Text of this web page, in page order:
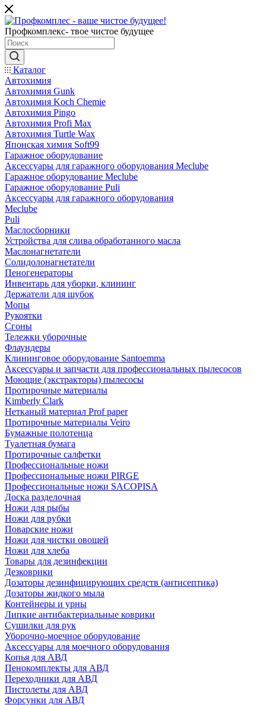
Профкомплекс- твое чистое будущее
Каталог
Автохимия
Автохимия Gunk
Автохимия Koch Chemie
Автохимия Pingo
Автохимия Profi Max
Автохимия Turtle Wax
Японская химия Soft99
Гаражное оборудование
Аксессуары для гаражного оборудования Meclube
Гаражное оборудование Meclube
Гаражное оборудование Puli
Аксессуары для гаражного оборудования
Meclube
Puli
Маслосборники
Устройства для слива обработанного масла
Маслонагнетатели
Солидолонагнетатели
Пеногенераторы
Инвентарь для уборки, клининг
Держатели для шубок
Мопы
Рукоятки
Сгоны
Тележки уборочные
Флаундеры
Клининговое оборудование Santoemma
Аксессуары и запчасти для профессиональных пылесосов
Моющие (экстракторы) пылесосы
Протирочные материалы
Kimberly Clark
Нетканый материал Prof paper
Протирочные материалы Veiro
Бумажные полотенца
Туалетная бумага
Протирочные салфетки
Профессиональные ножи
Профессиональные ножи PIRGE
Профессиональные ножи SACOPISA
Доска разделочная
Ножи для рыбы
Ножи для рубки
Поварские ножи
Ножи для чистки овощей
Ножи для хлеба
Товары для дезинфекции
Дезковрики
Дозаторы дезинфицирующих средств (антисептика)
Дозаторы жидкого мыла
Контейнеры и урны
Липкие антибактериальные коврики
Сушилки для рук
Уборочно-моечное оборудование
Аксессуары для моечного оборудования
Копья для АВД
Пенокомплекты для АВД
Переходники для АВД
Пистолеты для АВД
Форсунки для АВД